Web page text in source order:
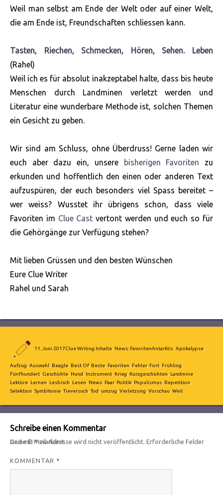
Weil man selbst am Ende der Welt oder auf einer Welt,
die am Ende ist, Freundschaften schliessen kann.
Tasten, Riechen, Schmecken, Hören, Sehen. Leben
(Rahel)
Weil ich es für absolut inakzeptabel halte, dass bis heute
Menschen durch Landminen verletzt werden und
Literatur eine wunderbare Methode ist, solchen Themen
ein Gesicht zu geben.
Wir sind am Schluss, ohne Überdruss! Gerne laden wir
euch aber dazu ein, unsere
bisherigen Favoriten zu
erkunden und hoffentlich den einen oder anderen Text
aufzuspüren, der euch besonders viel Spass bereitet –
wer weiss? Wusstet ihr übrigens schon, dass viele
Favoriten im Clue Cast vertont werden und euch so für
die Gehörgänge zur Verfügung stehen?
Mit lieben Grüssen und den besten Wünschen
Eure Clue Writer
Rahel und Sarah
am
11. Juni 2017Clue Writing Inhalte, News: FavoritenAntarktis, Apokalypse,
Aufzug, Auswahl, Beagle, Best Of, Beste, Favoriten, Fehler, Fort, Frühling,
Fünfhundert, Geschichte, Hund, Instrument, Krieg, Kurzgeschichten, Landmine,
Lektüre, Lernen, Lesbisch, Lesen, News, Paar, Politik, Populismus, Repetition,
Selektion, Symbhonie,Tieversuch,Tod, umzug, Verletzung, Vorschau, Weil
Schreibe einen Kommentar
Deine E-Mail-Adresse wird nicht veröffentlicht.
Erforderliche Felder sind mit*markiert
KOMMENTAR *